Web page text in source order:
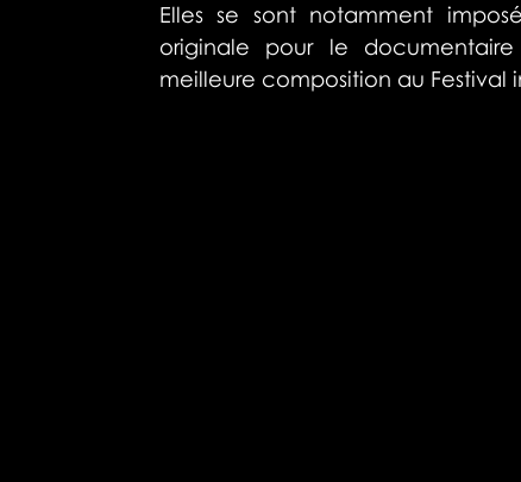
Elles se sont notamment
originale pour le documentaire
meilleure composition au Festival